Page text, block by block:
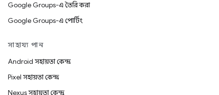
Google Groups-এ তৈরি করা
Google Groups-এ পোর্টিং
সাহায্য পান
Android সহায়তা কেন্দ্র
Pixel সহায়তা কেন্দ্র
Nexus সহায়তা কেন্দ্র